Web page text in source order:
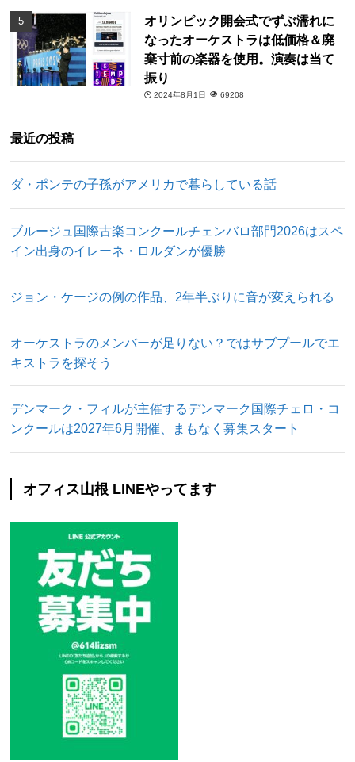
オリンピック開会式でずぶ濡れに
なったオーケストラは低価格＆廃
棄寸前の楽器を使用。演奏は当て
振り
2024年8月1日 69208
最近の投稿
ダ・ポンテの子孫がアメリカで暮らしている話
ブルージュ国際古楽コンクールチェンバロ部門2026はスペ
イン出身のイレーネ・ロルダンが優勝
ジョン・ケージの例の作品、2年半ぶりに音が変えられる
オーケストラのメンバーが足りない？ではサブプールでエ
キストラを探そう
デンマーク・フィルが主催するデンマーク国際チェロ・コ
ンクールは2027年6月開催、まもなく募集スタート
オフィス山根 LINEやってます